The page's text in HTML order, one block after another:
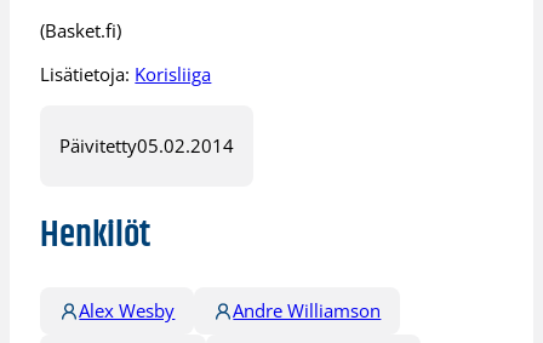
(Basket.fi)
Lisätietoja: Korisliiga
Päivitetty05.02.2014
Henkilöt
Alex Wesby
Andre Williamson